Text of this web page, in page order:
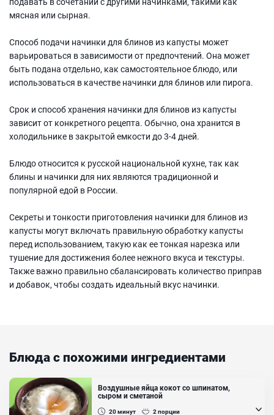
мясная или сырная.
Способ подачи начинки для блинов из капусты может
варьироваться в зависимости от предпочтений. Она может
быть подана отдельно, как самостоятельное блюдо, или
использоваться в качестве начинки для блинов или пирога.
Срок и способ хранения начинки для блинов из капусты
зависит от конкретного рецепта. Обычно, она хранится в
холодильнике в закрытой емкости до 3-4 дней.
Блюдо относится к русской национальной кухне, так как
блины и начинки для них являются традиционной и
популярной едой в России.
Секреты и тонкости приготовления начинки для блинов из
капусты могут включать правильную обработку капусты
перед использованием, такую как ее тонкая нарезка или
тушение для достижения более нежного вкуса и текстуры.
Также важно правильно сбалансировать количество приправ
и добавок, чтобы создать идеальный вкус начинки.
Блюда с похожими ингредиентами
Воздушные яйца кокот со шпинатом,
сыром и сметаной
20минут 2порции